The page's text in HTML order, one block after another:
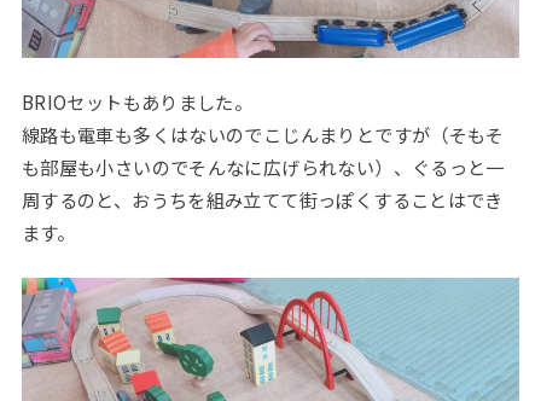
BRIOセットもありました。
線路も電車も多くはないのでこじんまりとですが（そもそ
も部屋も小さいのでそんなに広げられない）、ぐるっと一
周するのと、おうちを組み立てて街っぽくすることはでき
ます。